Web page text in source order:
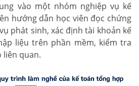
vào một nhóm nghiệp vụ kế
hướng dẫn học viên đọc chứng
phát sinh, xác định tài khoản kế
liệu trên phần mềm, kiểm tra
liên quan.